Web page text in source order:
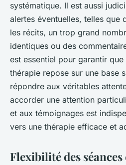
systématique. Il est aussi
alertes éventuelles, telles que
les récits, un trop grand
identiques ou des
est essentiel pour garantir que
thérapie repose sur une base
répondre aux véritables
accorder une attention
et aux témoignages est
vers une thérapie efficace et
Flexibilité des